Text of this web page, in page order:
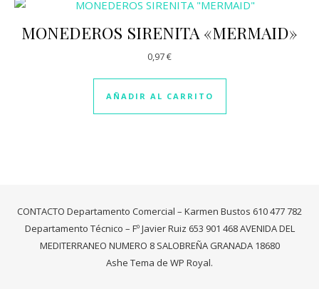
MONEDEROS SIRENITA «MERMAID»
0,97€
AÑADIR AL CARRITO
CONTACTO Departamento Comercial – Karmen Bustos 610 477 782
Departamento Técnico – Fº Javier Ruiz 653 901 468 AVENIDA DEL
MEDITERRANEO NUMERO 8 SALOBREÑA GRANADA 18680
Ashe Tema de WP Royal.